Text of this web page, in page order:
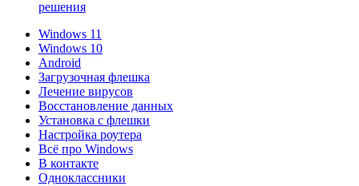
решения
Windows 11
Windows 10
Android
Загрузочная флешка
Лечение вирусов
Восстановление данных
Установка с флешки
Настройка роутера
Всё про Windows
В контакте
Одноклассники